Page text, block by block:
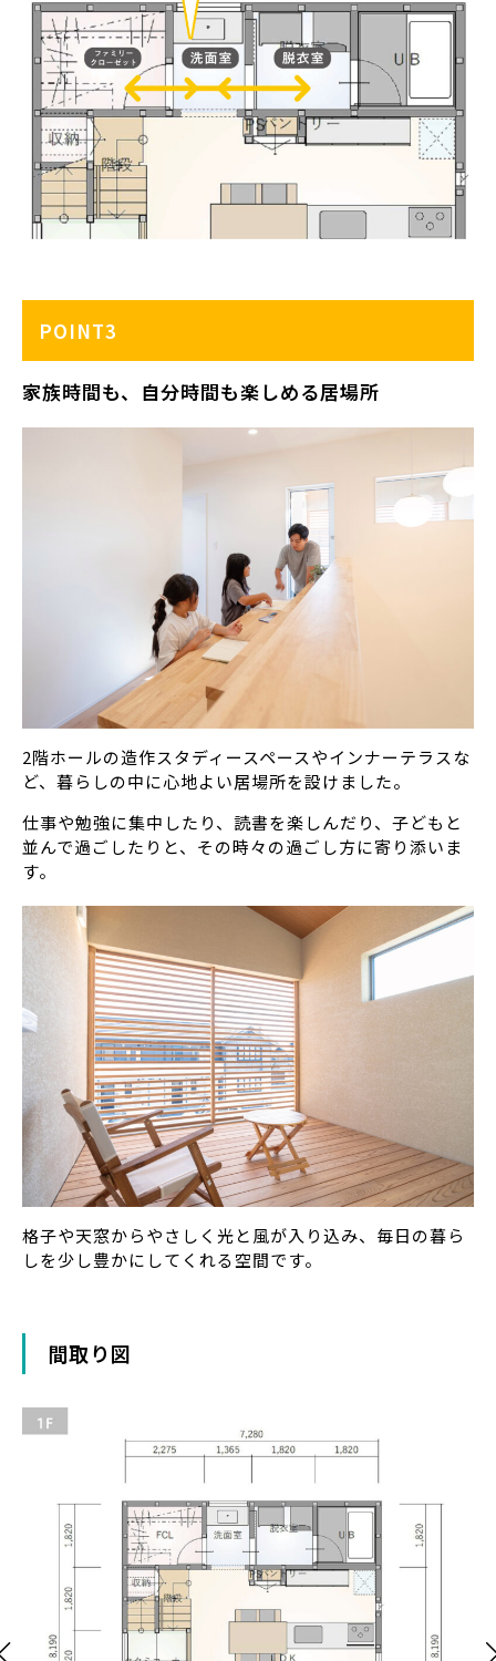
POINT3
家族時間も、自分時間も楽しめる居場所
2階ホールの造作スタディースペースやインナーテラスな
ど、暮らしの中に心地よい居場所を設けました。
仕事や勉強に集中したり、読書を楽しんだり、子どもと
並んで過ごしたりと、その時々の過ごし方に寄り添いま
す。
格子や天窓からやさしく光と風が入り込み、毎日の暮ら
しを少し豊かにしてくれる空間です。
間取り図